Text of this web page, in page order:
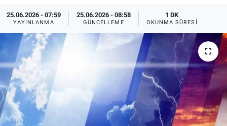
25.06.2026 - 07:59
YAYINLANMA
25.06.2026 - 08:58
GÜNCELLEME
1 DK
OKUNMA SÜRESI
TEKNOLOJİ
Dünya
İlçeler
MAGAZİN
Bilim, Teknoloji